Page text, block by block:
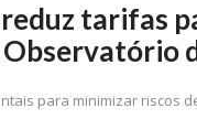
tarifas
para minimizar riscos